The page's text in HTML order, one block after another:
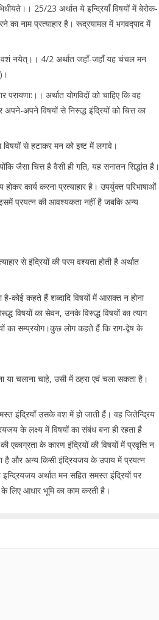
25/23 अर्थात ये इन्द्रियाँ विषयों में बेरोक-
नाम प्रत्याहार है। रूद्रयामल में भगवद्पाद में
वशं नयेत्।। 4/2 अर्थात जहाँ-जहाँ यह चंचल मन
परायणा:।। अर्थात योगविदों को चाहिए कि वह
अपने विषयों से निरूद्ध इंद्रियों को चित्त का
से हटाकर मन को इष्ट में लगावे।
जैसा चित्त है वैसी ही गति, यह सनातन सिद्धांत है।
कार्य करना प्रत्याहार है। उपर्युक्त परिभाषाओं
इसमें प्रयत्न की आवश्यकता नहीं है जबकि अन्य
से इंद्रियों की परम वश्यता होती है अर्थात
है-कोई कहते हैं शब्दादि विषयों में आसक्त न होना
विषयों का सेवन, उनके विरूद्ध विषयों का त्याग
का सम्प्रयोग।कुछ लोग कहते हैं कि राग-द्वेष के
या चलाना चाहे, उसी में ठहरा एवं चला सकता है।
इंद्रियाँ उसके वश में हो जाती हैं। वह जितेन्द्रिय
के लक्ष्य में विषयों का संबंध बना ही रहता है
के कारण इंद्रियों की विषयों में प्रवृत्ति न
है और अन्य किसी इंद्रियजय के उपाय में प्रयत्न
अर्थात मन सहित समस्त इंद्रियों पर
लिए आधार भूमि का काम करती है।